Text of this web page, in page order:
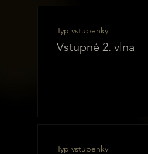
Typ vstupenky
Vstupné 2. vlna
Typ vstupenky